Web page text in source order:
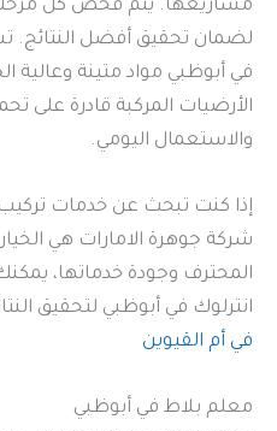
مشاريعها. يتم فحص كل
لضمان تحقيق أفضل النتائج.
في أبوظبي مواد متينة وعالية
الأرضيات المركبة قادرة على
والاستعمال اليومي.
إذا كنت تبحث عن خدمات تركيب
شركة جوهرة الامارات هي
المحترف وجودة خدماتها،
انترلوك في أبوظبي لتحقيق
في أم القيوين
معلم بلاط في أبوظبي